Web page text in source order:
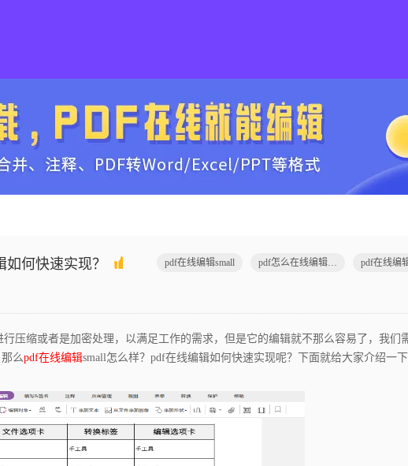
何快速实现？ pdf在线编辑small pdf怎么在线编辑small
缩或者是加密处理，以满足工作的需求，但是它的编辑就不那么容易了，我们
么pdf在线编辑small怎么样？pdf在线编辑如何快速实现呢？下面就给大家介绍一下